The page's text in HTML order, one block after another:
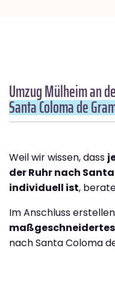
Umzug Mülheim an
Santa Coloma de
Weil wir wissen, dass
der Ruhr nach
individuell ist,
Im Anschluss
nach Santa Coloma